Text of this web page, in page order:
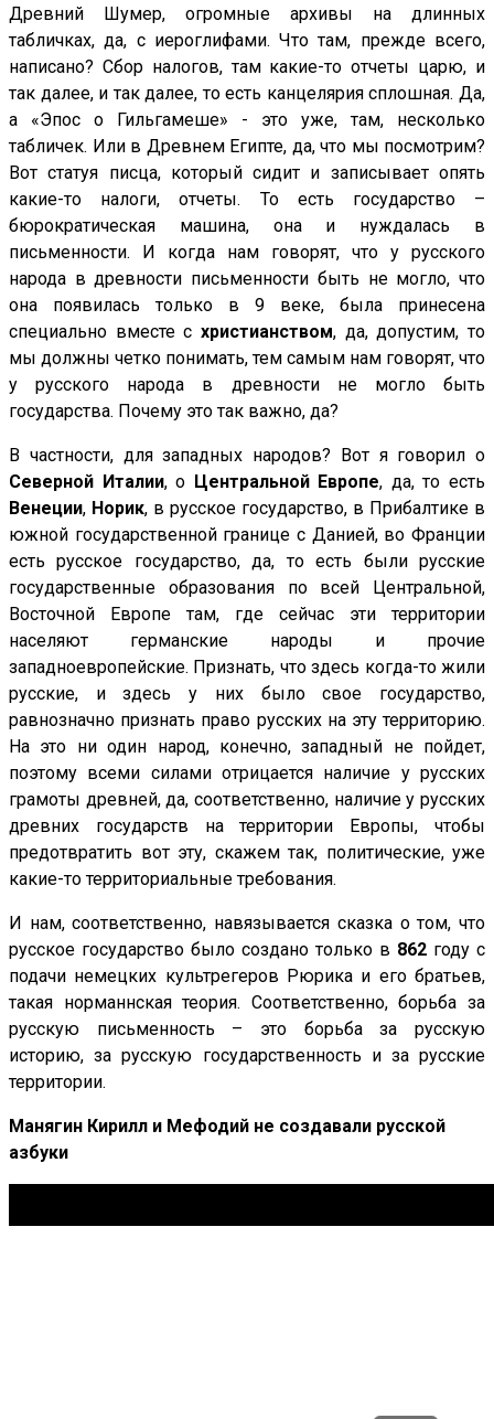
Древний Шумер, огромные архивы на длинных
табличках, да, с иероглифами. Что там, прежде всего,
написано? Сбор налогов, там какие-то отчеты царю, и
так далее, и так далее, то есть канцелярия сплошная. Да,
а «Эпос о Гильгамеше» - это уже, там, несколько
табличек. Или в Древнем Египте, да, что мы посмотрим?
Вот статуя писца, который сидит и записывает опять
какие-то налоги, отчеты. То есть государство –
бюрократическая машина, она и нуждалась в
письменности. И когда нам говорят, что у русского
народа в древности письменности быть не могло, что
она появилась только в 9 веке, была принесена
специально вместе с христианством, да, допустим, то
мы должны четко понимать, тем самым нам говорят, что
у русского народа в древности не могло быть
государства. Почему это так важно, да?
В частности, для западных народов? Вот я говорил о
Северной Италии, о Центральной Европе, да, то есть
Венеции, Норик, в русское государство, в Прибалтике в
южной государственной границе с Данией, во Франции
есть русское государство, да, то есть были русские
государственные образования по всей Центральной,
Восточной Европе там, где сейчас эти территории
населяют германские народы и прочие
западноевропейские. Признать, что здесь когда-то жили
русские, и здесь у них было свое государство,
равнозначно признать право русских на эту территорию.
На это ни один народ, конечно, западный не пойдет,
поэтому всеми силами отрицается наличие у русских
грамоты древней, да, соответственно, наличие у русских
древних государств на территории Европы, чтобы
предотвратить вот эту, скажем так, политические, уже
какие-то территориальные требования.
И нам, соответственно, навязывается сказка о том, что
русское государство было создано только в 862 году с
подачи немецких культрегеров Рюрика и его братьев,
такая норманнская теория. Соответственно, борьба за
русскую письменность – это борьба за русскую
историю, за русскую государственность и за русские
территории.
Манягин Кирилл и Мефодий не создавали русской
азбуки